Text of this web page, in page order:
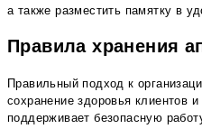
а также разместить памятку в
Правила хранения
Правильный подход к
сохранение здоровья клиентов
поддерживает безопасную